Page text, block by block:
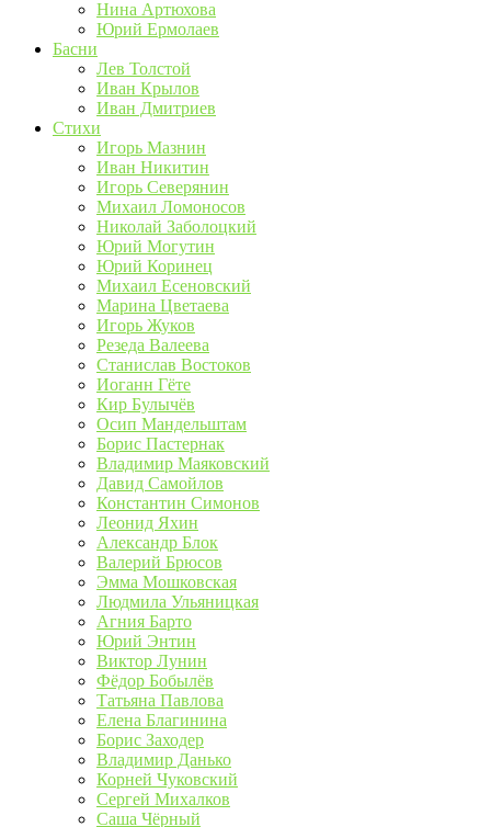
Нина Артюхова
Юрий Ермолаев
Басни
Лев Толстой
Иван Крылов
Иван Дмитриев
Стихи
Игорь Мазнин
Иван Никитин
Игорь Северянин
Михаил Ломоносов
Николай Заболоцкий
Юрий Могутин
Юрий Коринец
Михаил Есеновский
Марина Цветаева
Игорь Жуков
Резеда Валеева
Станислав Востоков
Иоганн Гёте
Кир Булычёв
Осип Мандельштам
Борис Пастернак
Владимир Маяковский
Давид Самойлов
Константин Симонов
Леонид Яхин
Александр Блок
Валерий Брюсов
Эмма Мошковская
Людмила Ульяницкая
Агния Барто
Юрий Энтин
Виктор Лунин
Фёдор Бобылёв
Татьяна Павлова
Елена Благинина
Борис Заходер
Владимир Данько
Корней Чуковский
Сергей Михалков
Саша Чёрный